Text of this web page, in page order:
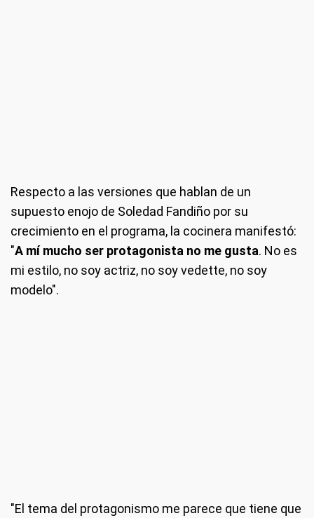
Respecto a las versiones que hablan de un
supuesto enojo de Soledad Fandiño por su
crecimiento en el programa, la cocinera manifestó:
"A mí mucho ser protagonista no me gusta. No es
mi estilo, no soy actriz, no soy vedette, no soy
modelo".
"El tema del protagonismo me parece que tiene que